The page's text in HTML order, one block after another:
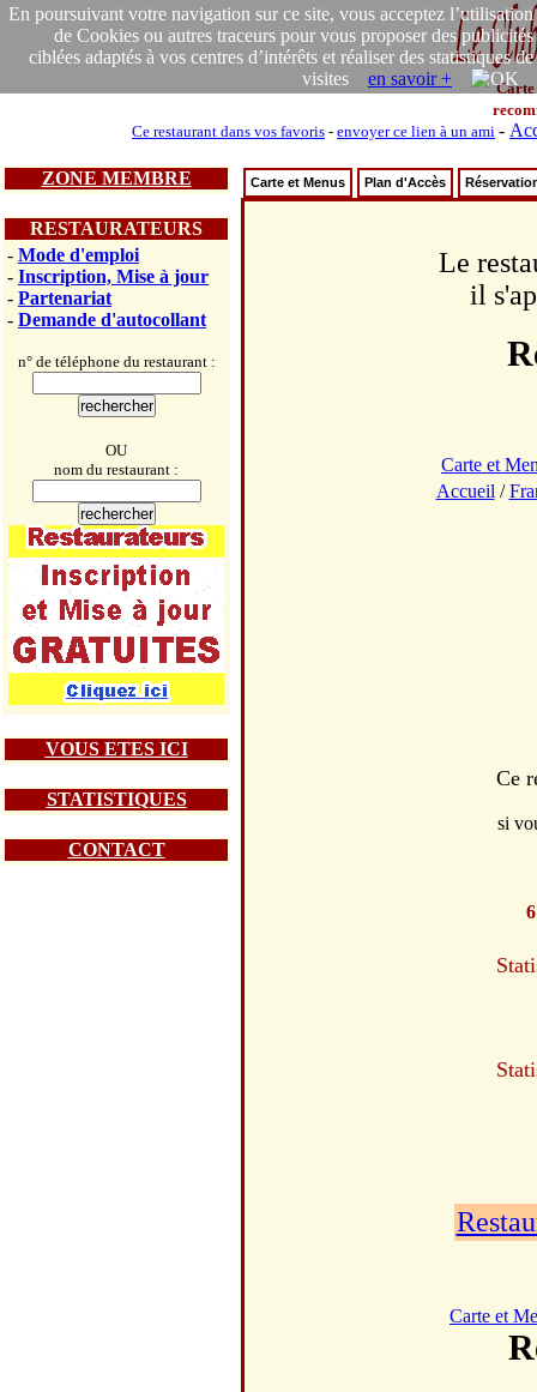
En poursuivant votre navigation sur ce site, vous acceptez l’utilisation
de Cookies ou autres traceurs pour vous proposer des publicités
ciblées adaptés à vos centres d’intérêts et réaliser des statistiques de
visites en savoir +
Carte
Ce restaurant dans vos favoris - envoyer ce lien à un ami -
ZONE MEMBRE
RESTAURATEURS
- Mode d'emploi
- Inscription, Mise à jour
- Partenariat
- Demande d'autocollant
n° de téléphone du restaurant :
OU
nom du restaurant :
VOUS ETES ICI
STATISTIQUES
CONTACT
Carte et Menus Plan d'Accès
Le
il
Carte et
Accueil /
Ce
si
Carte et